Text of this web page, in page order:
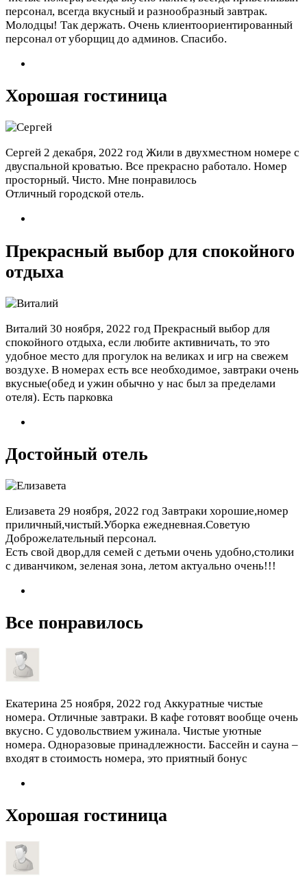
персонал, всегда вкусный и разнообразный завтрак.
Молодцы! Так держать. Очень клиентоориентированный
персонал от уборщиц до админов. Спасибо.
Хорошая гостиница
Сергей 2 декабря, 2022 год Жили в двухместном номере с
двуспальной кроватью. Все прекрасно работало. Номер
просторный. Чисто. Мне понравилось
Отличный городской отель.
Прекрасный выбор для спокойного
отдыха
Виталий 30 ноября, 2022 год Прекрасный выбор для
спокойного отдыха, если любите активничать, то это
удобное место для прогулок на великах и игр на свежем
воздухе. В номерах есть все необходимое, завтраки очень
вкусные(обед и ужин обычно у нас был за пределами
отеля). Есть парковка
Достойный отель
Елизавета 29 ноября, 2022 год Завтраки хорошие,номер
приличный,чистый.Уборка ежедневная.Советую
Доброжелательный персонал.
Есть свой двор,для семей с детьми очень удобно,столики
с диванчиком, зеленая зона, летом актуально очень!!!
Все понравилось
Екатерина 25 ноября, 2022 год Аккуратные чистые
номера. Отличные завтраки. В кафе готовят вообще очень
вкусно. С удовольствием ужинала. Чистые уютные
номера. Одноразовые принадлежности. Бассейн и сауна –
входят в стоимость номера, это приятный бонус
Хорошая гостиница